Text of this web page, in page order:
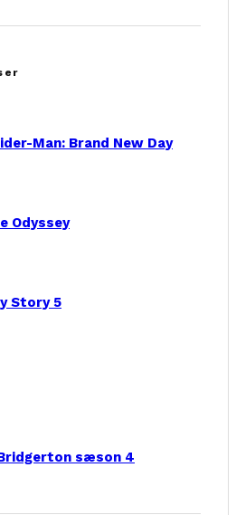
Man: Brand New Day
Odyssey
Story 5
sæson 4